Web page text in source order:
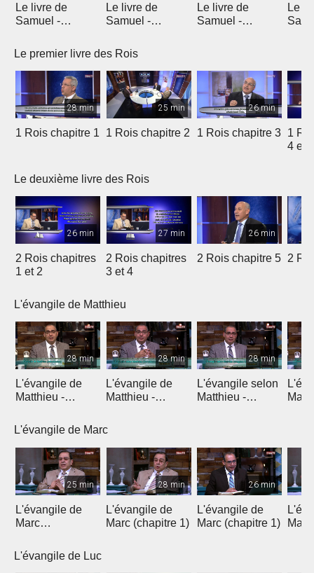
Le livre de
Samuel -
Le livre de
Samuel -
Le livre de
Samuel -
Le
Le premier livre des Rois
28 min
1 Rois chapitre 1
25 min
1 Rois chapitre 2
26 min
1 Rois chapitre 3
1
4 et 5
Le deuxième livre des Rois
26 min
2 Rois chapitres
1 et 2
27 min
2 Rois chapitres
3 et 4
26 min
2 Rois chapitre 5 2
L'évangile de Matthieu
28 min
L'évangile de
Matthieu -
28 min
L'évangile de
Matthieu -
28 min
L'évangile selon
Matthieu -
L'évangile de Marc
25 min
L'évangile de
Marc
28 min
L'évangile de
Marc (chapitre 1)
26 min
L'évangile de
Marc (chapitre 1)
L'évangile de Luc